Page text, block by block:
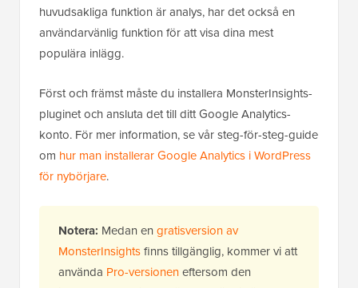
huvudsakliga funktion är analys, har det också en
användarvänlig funktion för att visa dina mest
populära inlägg.
Först och främst måste du installera MonsterInsights-
pluginet och ansluta det till ditt Google Analytics-
konto. För mer information, se vår steg-för-steg-guide
om hur man installerar Google Analytics i WordPress
för nybörjare.
Notera: Medan en gratisversion av
MonsterInsightsfinns tillgänglig, kommer vi att
använda Pro-versioneneftersom den